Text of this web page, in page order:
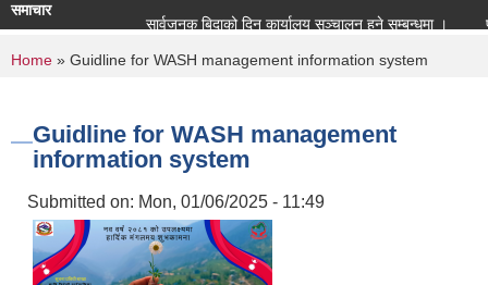
समाचार
सार्वजनुक बिदाको दिन कार्यालय सञ्चालन हुने सम्बन्धमा ।
You are here
Home » Guidline for WASH management information system
Guidline for WASH management
information system
Submitted on: Mon, 01/06/2025 - 11:49